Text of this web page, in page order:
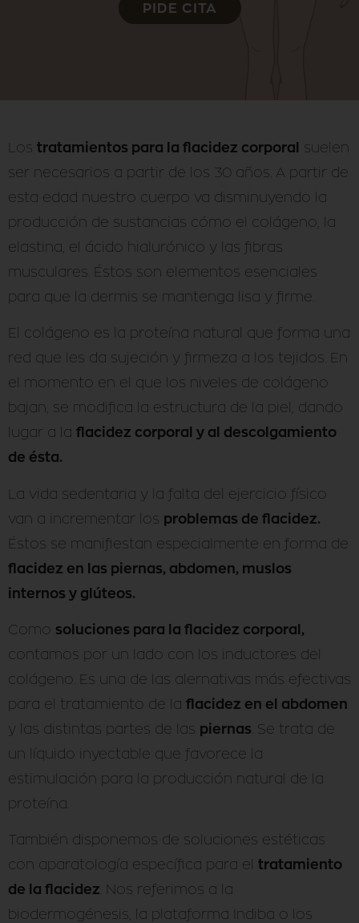
PIDE CITA
Los tratamientos para la flacidez corporal
suelen
ser necesarios a partir de los 30 años. A partir de
esta edad nuestro cuerpo va disminuyendo la
producción de sustancias cómo el colágeno, la
elastina, el ácido hialurónico y las fibras
musculares. Éstos son elementos esenciales
para que la dermis se mantenga lisa y firme.
El colágeno es la proteína natural que forma una
red que les da sujeción y firmeza a los tejidos. En
el momento en el que los niveles de colágeno
bajan, se modifica la estructura de la piel, dando
lugar a la flacidez corporal y al descolgamiento
de ésta.
La vida sedentaria y la falta del ejercicio físico
van a incrementar los problemas de flacidez.
Éstos se manifiestan especialmente en forma de
flacidez en las piernas, abdomen, muslos
internos y glúteos.
Como soluciones para la flacidez corporal,
contamos por un lado con los inductores del
colágeno. Es una de las alernativas más efectivas
para el tratamiento de la flacidez en el abdomen
y las distintas partes de las piernas . Se trata de
un líquido inyectable que favorece la
estimulación para la producción natural de la
proteína.
También disponemos de soluciones estéticas
con aparatología específica para el tratamiento
de la flacidez . Nos referimos a la
biodermogénesis, la plataforma Indiba o los